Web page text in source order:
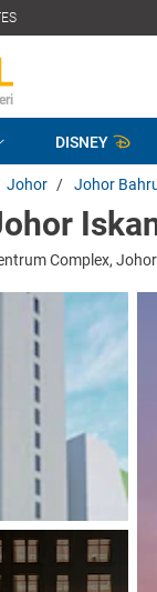
DISNEY
Johor / Johor
Complex,